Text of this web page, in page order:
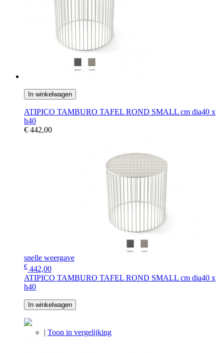
In winkelwagen
ATIPICO TAMBURO TAFEL ROND SMALL cm dia40 x
h40
€ 442,00
snelle weergave
€ 442,00
ATIPICO TAMBURO TAFEL ROND SMALL cm dia40 x
h40
In winkelwagen
| Toon in vergelijking